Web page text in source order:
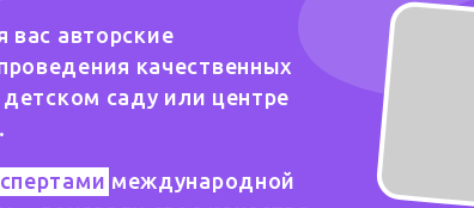
авторские
качественных
саду или центре
международной